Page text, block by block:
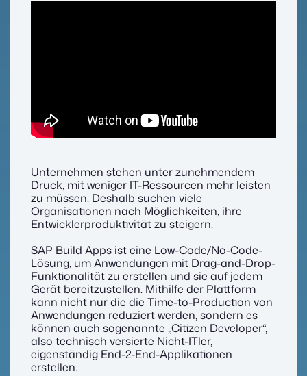
Unternehmen stehen unter zunehmendem
Druck, mit weniger IT-Ressourcen mehr leisten
zu müssen. Deshalb suchen viele
Organisationen nach Möglichkeiten, ihre
Entwicklerproduktivität zu steigern.
SAP Build Apps ist eine Low-Code/No-Code-
Lösung, um Anwendungen mit Drag-and-Drop-
Funktionalität zu erstellen und sie auf jedem
Gerät bereitzustellen. Mithilfe der Plattform
kann nicht nur die die Time-to-Production von
Anwendungen reduziert werden, sondern es
können auch sogenannte „Citizen Developer“,
also technisch versierte Nicht-ITler,
eigenständig End-2-End-Applikationen
erstellen.